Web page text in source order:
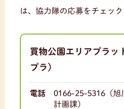
は、協力隊の応募をチェック
買物公園エリアプラッ
プラ）
電話
0166-25-5316（旭
計画課）